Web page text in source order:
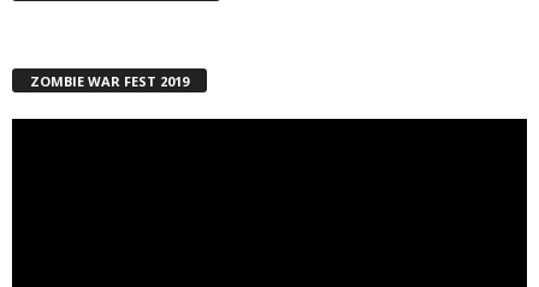
ZOMBIE WAR FEST 2019